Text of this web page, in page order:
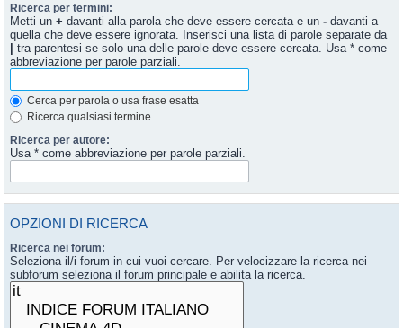
Ricerca per termini:
Metti un + davanti alla parola che deve essere cercata e un - davanti a
quella che deve essere ignorata. Inserisci una lista di parole separate da
| tra parentesi se solo una delle parole deve essere cercata. Usa * come
abbreviazione per parole parziali.
Cerca per parola o usa frase esatta
Ricerca qualsiasi termine
Ricerca per autore:
Usa * come abbreviazione per parole parziali.
OPZIONI DI RICERCA
Ricerca nei forum:
Seleziona il/i forum in cui vuoi cercare. Per velocizzare la ricerca nei
subforum seleziona il forum principale e abilita la ricerca.